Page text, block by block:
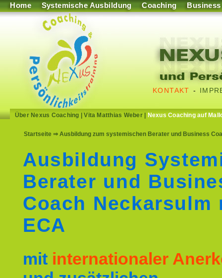
Home Systemische Ausbildung Coaching Business
KONTAKT -
Über Nexus Coaching |Vita Matthias Weber| Nexus Coaching auf
Startseite ⇒ Ausbildung zum systemischen Berater und Business
Ausbildung
Berater und
Coach Neckarsulm
ECA
mit internationaler